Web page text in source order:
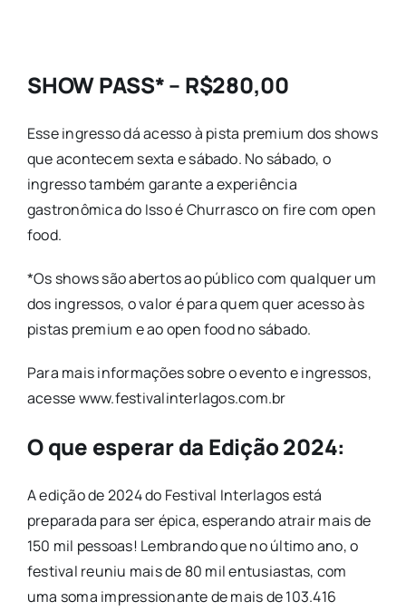
SHOW PASS* – R$280,00
Esse ingresso dá acesso à pista premium dos shows
que acontecem sexta e sábado. No sábado, o
ingresso também garante a experiência
gastronômica do Isso é Churrasco on fire com open
food.
*Os shows são abertos ao público com qualquer um
dos ingressos, o valor é para quem quer acesso às
pistas premium e ao open food no sábado.
Para mais informações sobre o evento e ingressos,
acesse www.festivalinterlagos.com.br
O que esperar da Edição 2024:
A edição de 2024 do Festival Interlagos está
preparada para ser épica, esperando atrair mais de
150 mil pessoas! Lembrando que no último ano, o
festival reuniu mais de 80 mil entusiastas, com
uma soma impressionante de mais de 103.416